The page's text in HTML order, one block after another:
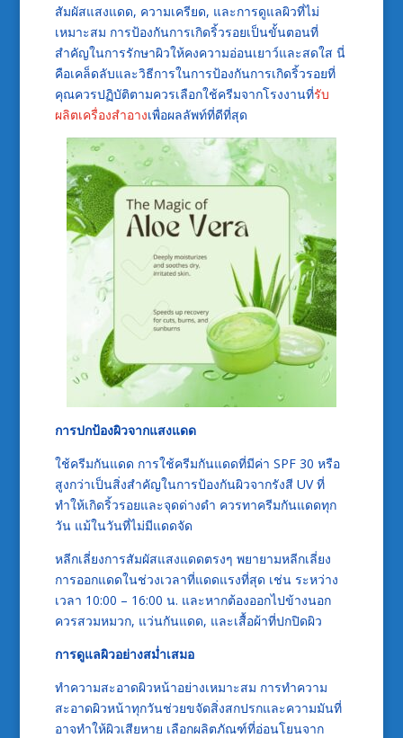
สัมผัสแสงแดด, ความเครียด, และการดูแลผิวที่ไม่
เหมาะสม การป้องกันการเกิดริ้วรอยเป็นขั้นตอนที่
สำคัญในการรักษาผิวให้คงความอ่อนเยาว์และสดใส นี่
คือเคล็ดลับและวิธีการในการป้องกันการเกิดริ้วรอยที่
คุณควรปฏิบัติตามควรเลือกใช้ครีมจากโรงงานที่รับ
ผลิตเครื่องสำอางเพื่อผลลัพท์ที่ดีที่สุด
การปกป้องผิวจากแสงแดด
ใช้ครีมกันแดด การใช้ครีมกันแดดที่มีค่า SPF 30 หรือ
สูงกว่าเป็นสิ่งสำคัญในการป้องกันผิวจากรังสี UV ที่
ทำให้เกิดริ้วรอยและจุดด่างดำ ควรทาครีมกันแดดทุก
วัน แม้ในวันที่ไม่มีแดดจัด
หลีกเลี่ยงการสัมผัสแสงแดดตรงๆ พยายามหลีกเลี่ยง
การออกแดดในช่วงเวลาที่แดดแรงที่สุด เช่น ระหว่าง
เวลา 10:00 – 16:00 น. และหากต้องออกไปข้างนอก
ควรสวมหมวก, แว่นกันแดด, และเสื้อผ้าที่ปกปิดผิว
การดูแลผิวอย่างสม่ำเสมอ
ทำความสะอาดผิวหน้าอย่างเหมาะสม การทำความ
สะอาดผิวหน้าทุกวันช่วยขจัดสิ่งสกปรกและความมันที่
อาจทำให้ผิวเสียหาย เลือกผลิตภัณฑ์ที่อ่อนโยนจาก